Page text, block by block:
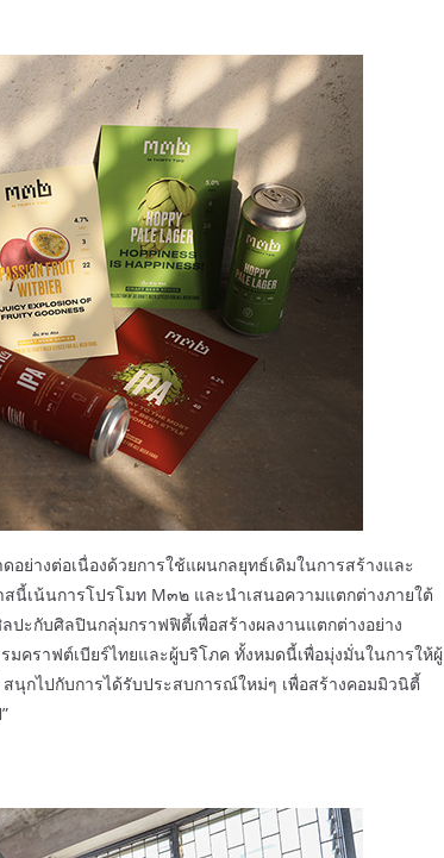
ย่างต่อเนื่องด้วยการใช้แผนกลยุทธ์เดิมในการสร้างและ
นี้เน้นการโปรโมท M๓๒ และนำเสนอความแตกต่างภายใต้
ะกับศิลปินกลุ่มกราฟฟิตี้เพื่อสร้างผลงานแตกต่างอย่าง
คราฟต์เบียร์ไทยและผู้บริโภค ทั้งหมดนี้เพื่อมุ่งมั่นในการให้ผู้
กไปกับการได้รับประสบการณ์ใหม่ๆ เพื่อสร้างคอมมิวนิตี้